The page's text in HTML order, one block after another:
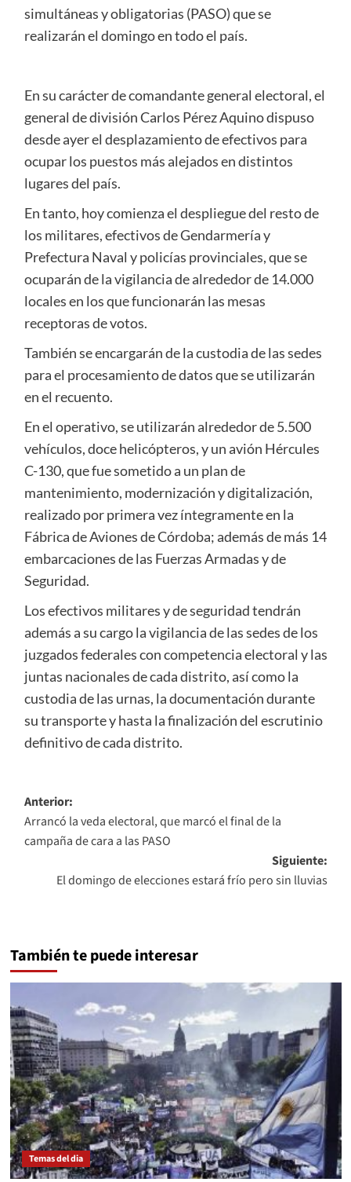
simultáneas y obligatorias (PASO) que se
realizarán el domingo en todo el país.
En su carácter de comandante general electoral, el
general de división Carlos Pérez Aquino dispuso
desde ayer el desplazamiento de efectivos para
ocupar los puestos más alejados en distintos
lugares del país.
En tanto, hoy comienza el despliegue del resto de
los militares, efectivos de Gendarmería y
Prefectura Naval y policías provinciales, que se
ocuparán de la vigilancia de alrededor de 14.000
locales en los que funcionarán las mesas
receptoras de votos.
También se encargarán de la custodia de las sedes
para el procesamiento de datos que se utilizarán
en el recuento.
En el operativo, se utilizarán alrededor de 5.500
vehículos, doce helicópteros, y un avión Hércules
C-130, que fue sometido a un plan de
mantenimiento, modernización y digitalización,
realizado por primera vez íntegramente en la
Fábrica de Aviones de Córdoba; además de más 14
embarcaciones de las Fuerzas Armadas y de
Seguridad.
Los efectivos militares y de seguridad tendrán
además a su cargo la vigilancia de las sedes de los
juzgados federales con competencia electoral y las
juntas nacionales de cada distrito, así como la
custodia de las urnas, la documentación durante
su transporte y hasta la finalización del escrutinio
definitivo de cada distrito.
Navegación
de
entradas
Anterior:
Arrancó la veda electoral, que marcó el final de la
campaña de cara a las PASO
Siguiente:
El domingo de elecciones estará frío pero sin lluvias
También te puede interesar
Temas del dia